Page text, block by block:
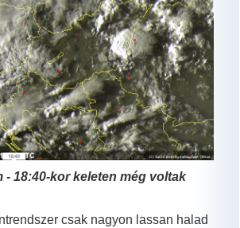
- 18:40-kor keleten még voltak
csak nagyon lassan halad